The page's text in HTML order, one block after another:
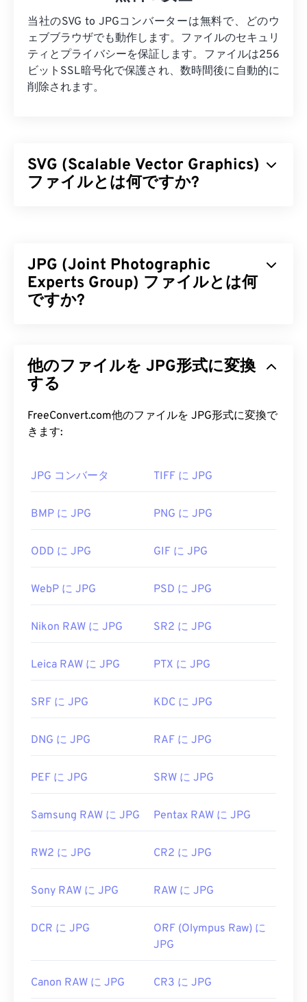
当社のSVG to JPGコンバーターは無料で、どのウ
ェブブラウザでも動作します。ファイルのセキュリ
ティとプライバシーを保証します。ファイルは256
ビットSSL暗号化で保護され、数時間後に自動的に
削除されます。
SVG (Scalable Vector Graphics)
ファイルとは何ですか?
し、ベクターグラフィックを使用し、リミテッドア
ニメーションをサポートしています。SVGファイル
を使用する主な利点は、その名の通り、そのスケー
次元ベクター画像を作成するための情報を提供する
XMLベースの標準規格です。
SVG ファイルを開くにはどうすれ
ばいいですか?
とんどのウェブブラウザで簡単に開くことができま
メモ帳やmacOSの Bracketsなど、一般的なテキス
ラムを使用できます。ただし、Adobe Creative
ルしてください。SVGファイルの変換は、いくつか
GIFへの変換ツールまたは SVGからPDFへの
ど、ベクターファイルへの変換には、
をご利用ください。
開発者: World Wide Web Consortium (W3C)
https://www.lifewire.com/svg-file-4120603
ーグラフィックス
JPG (Joint Photographic
Experts Group) ファイルとは何
ですか?
た汎用ファイル形式です。JPGの優れた圧縮率こそ
が、広く使用されている理由です。また、JPGファ
での転送やウェブサイトでの使用に最適です。当社
の JPEG圧縮
さらに高い圧縮率が必要な場合は、JPG を、より
ばいいですか?
ほぼすべての画像ビューアプログラムやアプリケー
常はデフォルトの画像ビューア、画像エディタ、ま
プリケーションを選択するには、右クリックして
JPGファイルは、
Chromeなどの一般的なウェブブ
ーション、Apple PreviewなどのMac OSアプリケ
を変更するには、
画像リサイズ ツールをご利用くだ
開発者: Joint Photographic Experts Group
関連するJPGツール:
他のファイルを JPG形式に変換
する
FreeConvert.com他のファイルを JPG形式に変換で
きます:
JPG コンバータ TIFF に JPG
BMP に JPG PNG に JPG
ODD に JPG GIF に JPG
WebP に JPG PSD に JPG
Nikon RAW に JPG SR2 に JPG
Leica RAW に JPG PTX に JPG
SRF に JPG KDC に JPG
DNG に JPG RAF に JPG
PEF に JPG SRW に JPG
Samsung RAW に JPG Pentax RAW に JPG
RW2 に JPG CR2 に JPG
Sony RAW に JPG RAW に JPG
DCR に JPG
ORF (Olympus Raw) に
JPG
Canon RAW に JPG CR3 に JPG